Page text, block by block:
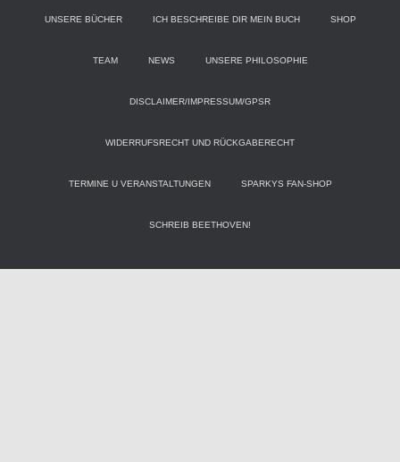
UNSERE BÜCHER ICH BESCHREIBE DIR MEIN BUCH SHOP
TEAM NEWS UNSERE PHILOSOPHIE
DISCLAIMER/IMPRESSUM/GPSR
WIDERRUFSRECHT UND RÜCKGABERECHT
TERMINE U VERANSTALTUNGEN SPARKYS FAN-SHOP
SCHREIB BEETHOVEN!